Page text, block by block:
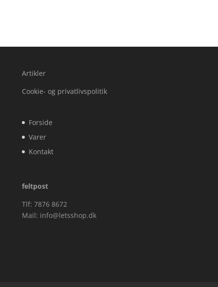
Artikler
Cookie- og privatlivspolitik
Forside
Varer
Kontakt
feltpost
Tlf: 7876 8672
Mail: info@letsshop.dk